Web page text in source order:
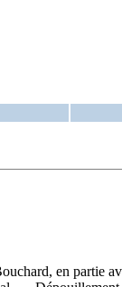
en partie